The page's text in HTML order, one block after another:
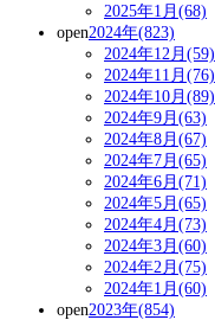
2025年1月(68)
open2024年(823)
2024年12月(59)
2024年11月(76)
2024年10月(89)
2024年9月(63)
2024年8月(67)
2024年7月(65)
2024年6月(71)
2024年5月(65)
2024年4月(73)
2024年3月(60)
2024年2月(75)
2024年1月(60)
open2023年(854)